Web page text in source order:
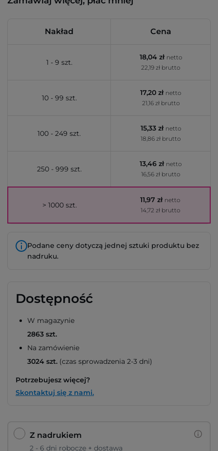
Nakład Cena
1 - 9 szt.
18,04 zł netto
22,19 zł brutto
10 - 99 szt.
17,20 zł netto
21,16 zł brutto
100 - 249 szt.
15,33 zł netto
18,86 zł brutto
250 - 999 szt.
13,46 zł netto
16,56 zł brutto
> 1000 szt.
11,97 zł netto
14,72 zł brutto
Podane ceny dotyczą jednej sztuki produktu bez
nadruku.
Dostępność
W magazynie
2863 szt.
Na zamówienie
3024 szt. (czas sprowadzenia 2-3 dni)
Potrzebujesz więcej?
Skontaktuj się z nami.
Z nadrukiem
2 - 6 dni robocze + dostawa